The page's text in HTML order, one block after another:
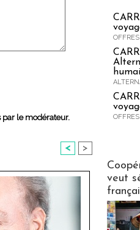
par le modérateur.
< >
veut